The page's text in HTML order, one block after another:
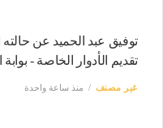
توفيق عبد الحميد عن
تقديم الأدوار الخاصة -
غير مصنف منذ ساعة واحدة